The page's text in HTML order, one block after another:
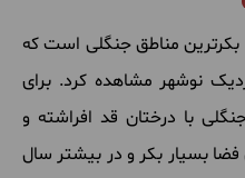
بکرترین مناطق جنگلی است که
نوشهر مشاهده کرد. برای
با درختان قد افراشته و
بسیار بکر و در بیشتر سال